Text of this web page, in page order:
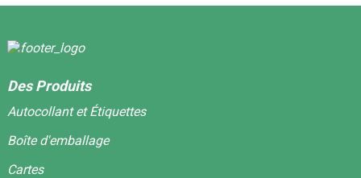
Des Produits
Autocollant et Étiquettes
Boîte d'emballage
Cartes